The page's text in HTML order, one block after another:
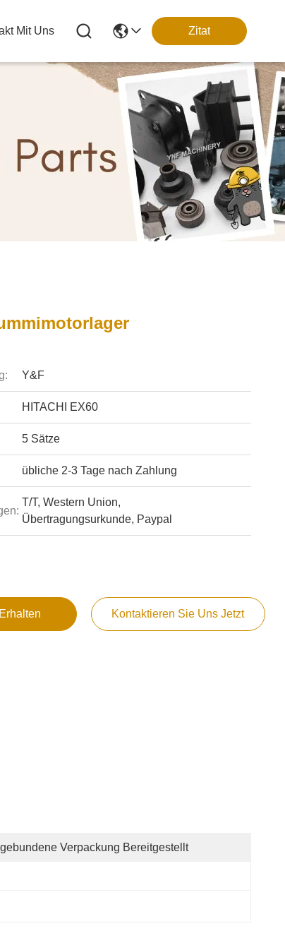
Mit Uns Zitat
Y&F
HITACHI EX60
5 Sätze
übliche 2-3 Tage nach Zahlung
T/T, Western Union,
Übertragungsurkunde, Paypal
Kontaktieren Sie Uns Jetzt
Verpackung Bereitgestellt